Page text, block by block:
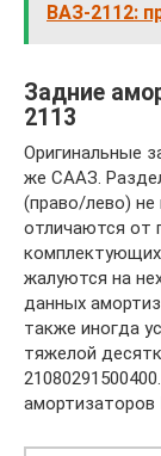
ВАЗ-2112:
Задние
2113
Оригинальные
же СААЗ.
(право/лево)
отличаются от
жалуются на
данных
также иногда
тяжелой
амортизаторов